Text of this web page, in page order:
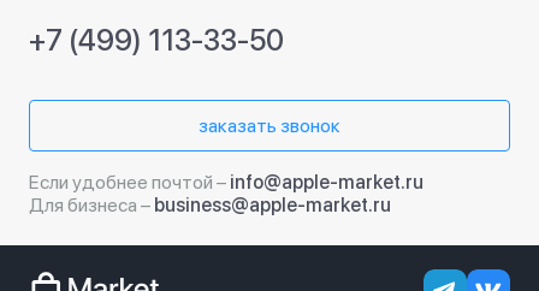
+7 (499) 113-33-50
заказать звонок
Если удобнее почтой – info@apple-market.ru
Для бизнеса – business@apple-market.ru